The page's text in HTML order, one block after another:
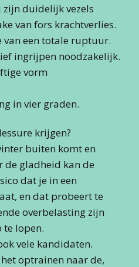
duidelijk vezels
van fors krachtverlies.
van een totale ruptuur.
ingrijpen noodzakelijk.
vorm
in vier graden.
krijgen?
buiten komt en
gladheid kan de
dat je in een
en dat probeert te
overbelasting zijn
te lopen.
vele kandidaten.
optrainen naar de,